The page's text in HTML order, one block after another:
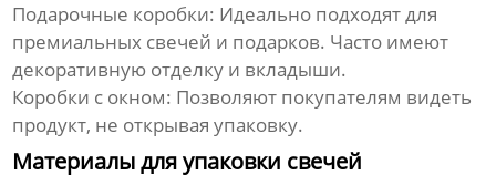
Подарочные коробки: Идеально подходят для
премиальных свечей и подарков. Часто имеют
декоративную отделку и вкладыши.
Коробки с окном: Позволяют покупателям видеть
продукт, не открывая упаковку.
Материалы для упаковки свечей